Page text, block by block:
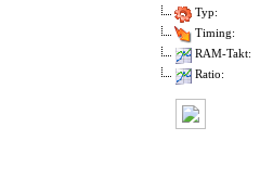
Typ:
Timing:
RAM-Takt:
Ratio: